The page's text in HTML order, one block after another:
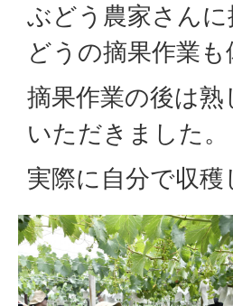
ぶどう農家さん
どうの摘果作業も
摘果作業の後は
いただきました。
実際に自分で収